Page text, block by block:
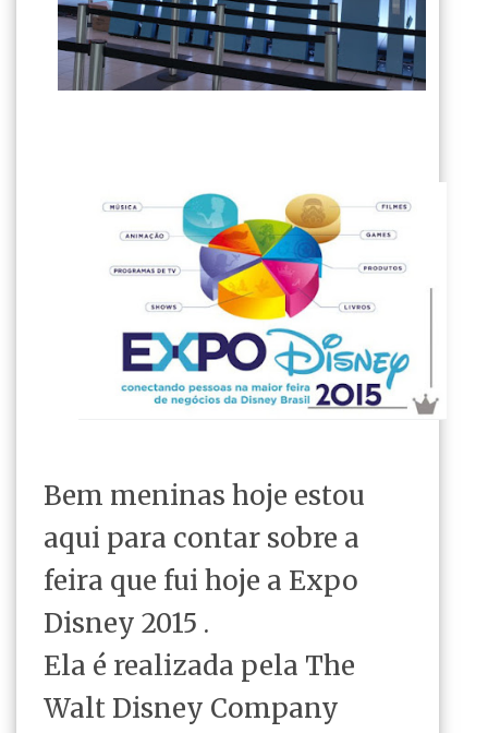
Bem meninas hoje estou
aqui para contar sobre a
feira que fui hoje a Expo
Disney 2015 .
Ela é realizada pela The
Walt Disney Company